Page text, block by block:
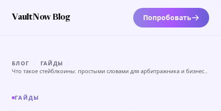
VaultNow Blog Попробовать
БЛОГ ГАЙДЫ
Что такое стейблкоины: простыми словами для арбитражника и бизнеса
ГАЙДЫ